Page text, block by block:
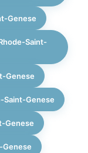
Genese
Saint-
Genese
Saint-Genese
Genese
Genese